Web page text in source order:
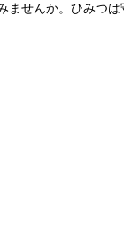
ませんか。ひみつは